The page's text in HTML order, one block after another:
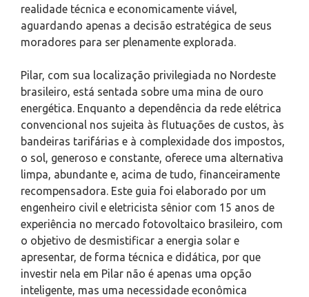
realidade técnica e economicamente viável,
aguardando apenas a decisão estratégica de seus
moradores para ser plenamente explorada.
Pilar, com sua localização privilegiada no Nordeste
brasileiro, está sentada sobre uma mina de ouro
energética. Enquanto a dependência da rede elétrica
convencional nos sujeita às flutuações de custos, às
bandeiras tarifárias e à complexidade dos impostos,
o sol, generoso e constante, oferece uma alternativa
limpa, abundante e, acima de tudo, financeiramente
recompensadora. Este guia foi elaborado por um
engenheiro civil e eletricista sênior com 15 anos de
experiência no mercado fotovoltaico brasileiro, com
o objetivo de desmistificar a energia solar e
apresentar, de forma técnica e didática, por que
investir nela em Pilar não é apenas uma opção
inteligente, mas uma necessidade econômica